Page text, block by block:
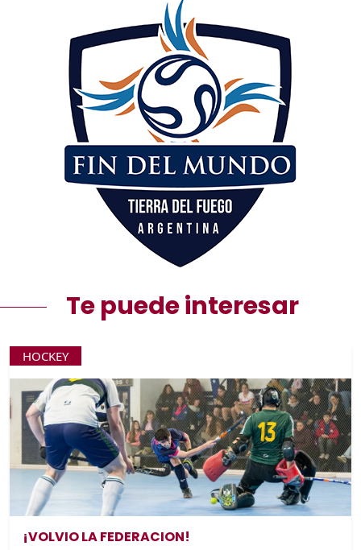
Te puede interesar
HOCKEY
¡VOLVIO LA FEDERACION!